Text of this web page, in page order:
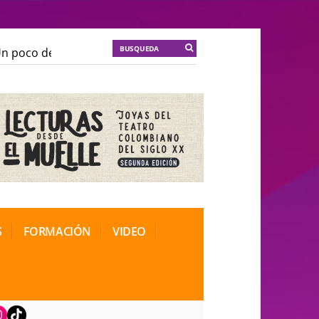
de locura para la cordura KT :: |
de Teatro Rosa
FORMACIÓN VIDEO
TikTok